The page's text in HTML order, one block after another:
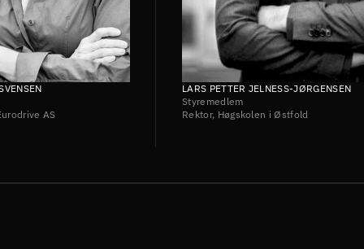
AS
LARS PETTER JELNESS-JØRGENSEN
Styremedlem
Rektor, Høgskolen i Østfold